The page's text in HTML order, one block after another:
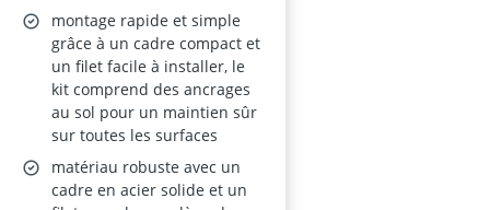
montage rapide et simple
grâce à un cadre compact et
un filet facile à installer, le
kit comprend des ancrages
au sol pour un maintien sûr
sur toutes les surfaces
matériau robuste avec un
cadre en acier solide et un